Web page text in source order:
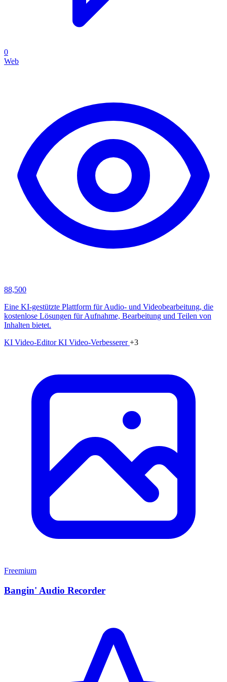
0
Web
88,500
Eine KI-gestützte Plattform für Audio- und Videobearbeitung, die
kostenlose Lösungen für Aufnahme, Bearbeitung und Teilen von
Inhalten bietet.
KI Video-EditorKI Video-Verbesserer+3
Freemium
Bangin' Audio Recorder